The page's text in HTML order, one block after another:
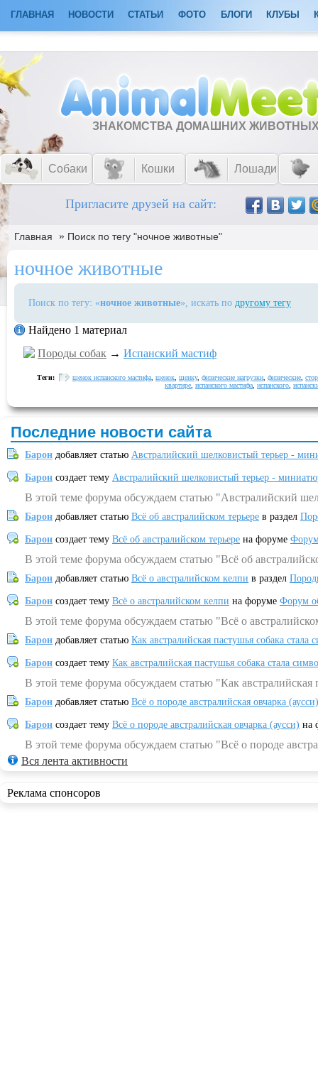
ГЛАВНАЯ НОВОСТИ СТАТЬИ ФОТО БЛОГИ КЛУБЫ
ЗНАКОМСТВА ДОМАШНИХ
Собаки Кошки Лошади
Пригласите друзей на сайт:
Главная » Поиск по тегу "ночное животные"
ночное животные
Поиск по тегу: «ночное животные», искать по другому тегу
Найдено 1 материал
Породы собак → Испанский мастиф
Теги: щенок испанского мастифа щенок щенку, физические нагрузки физические
квартире испанского мастифа испанского
Последние новости сайта
Барон добавляет статью Австралийский шелковистый терьер -
Барон создает тему Австралийский шелковистый терьер -
В этой теме форума обсуждаем статью "Австралийский
Барон добавляет статью Всё об австралийском терьере в раздел
Барон создает тему Всё об австралийском терьере на форуме
В этой теме форума обсуждаем статью "Всё об
Барон добавляет статью Всё о австралийском келпи в раздел
Барон создает тему Всё о австралийском келпи на форуме Форум
В этой теме форума обсуждаем статью "Всё о
Барон добавляет статью Как австралийская пастушья собака
Барон создает тему Как австралийская пастушья собака стала
В этой теме форума обсуждаем статью "Как
Барон добавляет статью Всё о породе австралийская овчарка (аусси)
Барон создает тему Всё о породе австралийская овчарка (аусси) на
В этой теме форума обсуждаем статью "Всё о породе
Вся лента активности
Реклама спонсоров